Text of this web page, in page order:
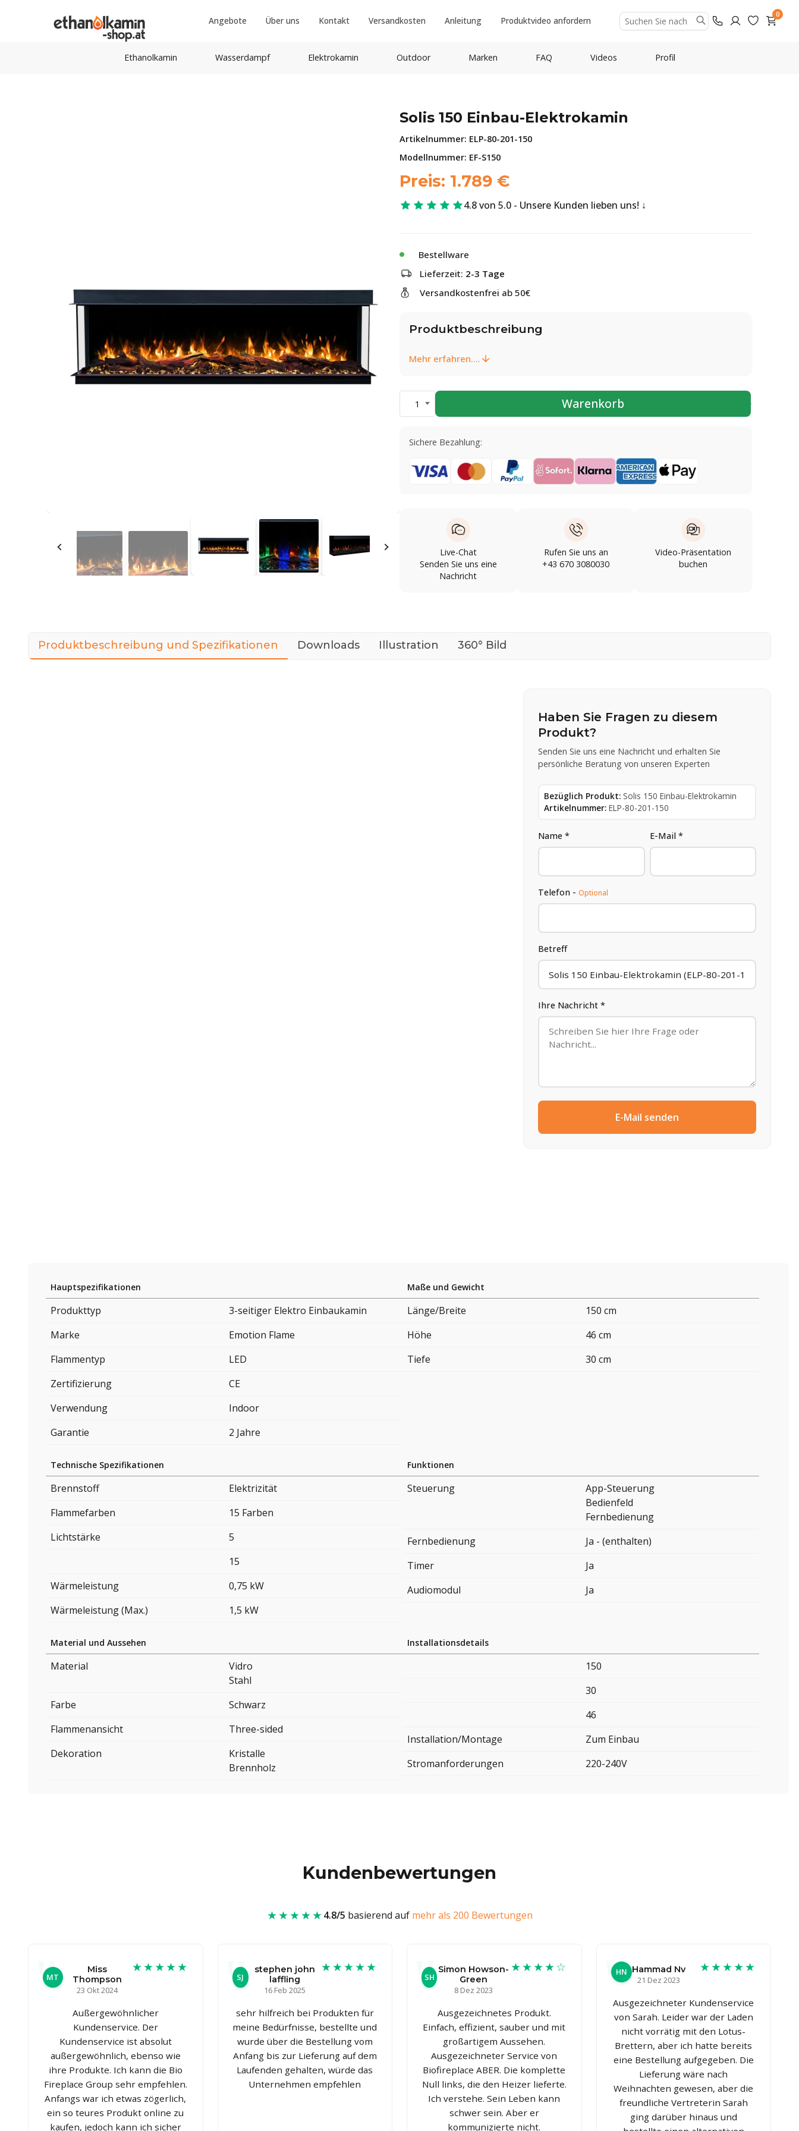
Angebote Über uns Kontakt Versandkosten Anleitung Produktvideo anfordern
0
Ethanolkamin Wasserdampf Elektrokamin Outdoor Marken FAQ Videos Profil
Solis 150 Einbau-Elektrokamin
Artikelnummer: ELP-80-201-150
Modellnummer: EF-S150
Preis: 1.789 €
4.8 von 5.0 - Unsere Kunden lieben uns!
Bestellware
Lieferzeit: 2-3 Tage
Versandkostenfrei ab 50€
Produktbeschreibung
Mehr erfahren....
1 Warenkorb
Sichere Bezahlung:
Live-Chat
Senden Sie uns eine
Nachricht
Rufen Sie uns an
+43 670 3080030
Video-Präsentation
buchen
Produktbeschreibung und Spezifikationen Downloads Illustration 360° Bild
Haben Sie Fragen zu diesem
Produkt?
Senden Sie uns eine Nachricht und erhalten Sie
persönliche Beratung von unseren Experten
Bezüglich Produkt: Solis 150 Einbau-Elektrokamin
Artikelnummer: ELP-80-201-150
Name * E-Mail *
Telefon -Optional
Betreff
Ihre Nachricht *
E-Mail senden
Hauptspezifikationen
Produkttyp
3-seitiger Elektro Einbaukamin
Marke
Emotion Flame
Flammentyp
LED
Zertifizierung
CE
Verwendung
Indoor
Garantie
2 Jahre
Maße und Gewicht
Länge/Breite
150 cm
Höhe
46 cm
Tiefe
30 cm
Technische Spezifikationen
Brennstoff
Elektrizität
Flammefarben
15 Farben
Lichtstärke
5
15
Wärmeleistung
0,75 kW
Wärmeleistung (Max.)
1,5 kW
Funktionen
Steuerung
App-Steuerung
Bedienfeld
Fernbedienung
Fernbedienung
Ja - (enthalten)
Timer
Ja
Audiomodul
Ja
Material und Aussehen
Material
Vidro
Stahl
Farbe
Schwarz
Flammenansicht
Three-sided
Dekoration
Kristalle
Brennholz
Installationsdetails
150
30
46
Installation/Montage
Zum Einbau
Stromanforderungen
220-240V
Kundenbewertungen
★★★★★4.8/5 basierend auf mehr als 200 Bewertungen
MT
Miss
Thompson
23 Okt 2024
★★★★★
Außergewöhnlicher
Kundenservice. Der
Kundenservice ist absolut
außergewöhnlich, ebenso wie
ihre Produkte. Ich kann die Bio
Fireplace Group sehr empfehlen.
Anfangs war ich etwas zögerlich,
ein so teures Produkt online zu
kaufen, jedoch kann ich sicher
SJ
stephen john
laffling
16 Feb 2025
★★★★★
sehr hilfreich bei Produkten für
meine Bedürfnisse, bestellte und
wurde über die Bestellung vom
Anfang bis zur Lieferung auf dem
Laufenden gehalten, würde das
Unternehmen empfehlen
SH
Simon Howson-
Green
8 Dez 2023
★★★★☆
Ausgezeichnetes Produkt.
Einfach, effizient, sauber und mit
großartigem Aussehen.
Ausgezeichneter Service von
Biofireplace ABER. Die komplette
Null links, die den Heizer lieferte.
Ich verstehe. Sein Leben kann
schwer sein. Aber er
kommunizierte nicht.
HN Hammad Nv
21 Dez 2023
★★★★★
Ausgezeichneter Kundenservice
von Sarah. Leider war der Laden
nicht vorrätig mit den Lotus-
Brettern, aber ich hatte bereits
eine Bestellung aufgegeben. Die
Lieferung wäre nach
Weihnachten gewesen, aber die
freundliche Vertreterin Sarah
ging darüber hinaus und